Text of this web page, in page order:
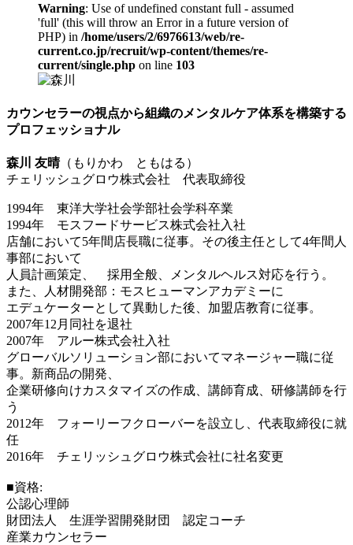
Warning: Use of undefined constant full - assumed
'full' (this will throw an Error in a future version of
PHP) in /home/users/2/6976613/web/re-
current.co.jp/recruit/wp-content/themes/re-
current/single.php on line 103
カウンセラーの視点から組織のメンタルケア体系を構築する
プロフェッショナル
森川 友晴（もりかわ ともはる）
チェリッシュグロウ株式会社 代表取締役
1994年 東洋大学社会学部社会学科卒業
1994年 モスフードサービス株式会社入社
店舗において5年間店長職に従事。その後主任として4年間人
事部において
人員計画策定、 採用全般、メンタルヘルス対応を行う。
また、人材開発部：モスヒューマンアカデミーに
エデュケーターとして異動した後、加盟店教育に従事。
2007年12月同社を退社
2007年 アルー株式会社入社
グローバルソリューション部においてマネージャー職に従
事。新商品の開発、
企業研修向けカスタマイズの作成、講師育成、研修講師を行
う
2012年 フォーリーフクローバーを設立し、代表取締役に就
任
2016年 チェリッシュグロウ株式会社に社名変更
■資格:
公認心理師
財団法人 生涯学習開発財団 認定コーチ
産業カウンセラー